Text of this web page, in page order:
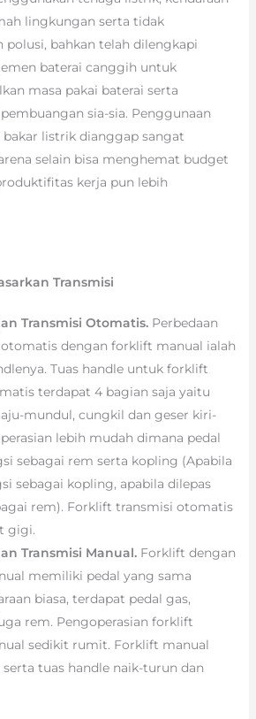
lingkungan serta tidak
polusi, bahkan telah dilengkapi
baterai canggih untuk
masa pakai baterai serta
sia-sia. Penggunaan
listrik dianggap sangat
selain bisa menghemat budget
kerja pun lebih
Transmisi
Transmisi Otomatis. Perbedaan
dengan forklift manual ialah
Tuas handle untuk forklift
terdapat 4 bagian saja yaitu
mundul, cungkil dan geser kiri-
lebih mudah dimana pedal
sebagai rem serta kopling (Apabila
sebagai kopling, apabila dilepas
rem). Forklift transmisi otomatis
gigi.
Transmisi Manual.Forklift dengan
memiliki pedal yang sama
biasa, terdapat pedal gas,
rem. Pengoperasian forklift
sedikit rumit. Forklift manual
tuas handle naik-turun dan